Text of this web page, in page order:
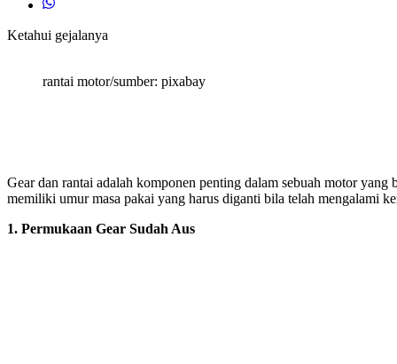
Ketahui gejalanya
rantai motor/sumber: pixabay
Gear dan rantai adalah komponen penting dalam sebuah motor
memiliki umur masa pakai yang harus diganti bila telah mengalami
1. Permukaan Gear Sudah Aus